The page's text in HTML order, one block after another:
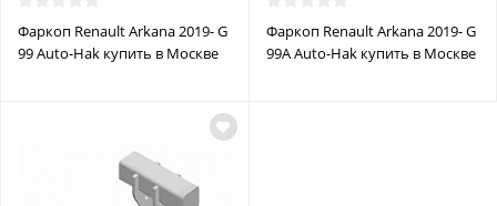
Фаркоп Renault Arkana 2019- G
99 Auto-Hak купить в Москве
Фаркоп Renault Arkana 2019- G
99A Auto-Hak купить в Москве